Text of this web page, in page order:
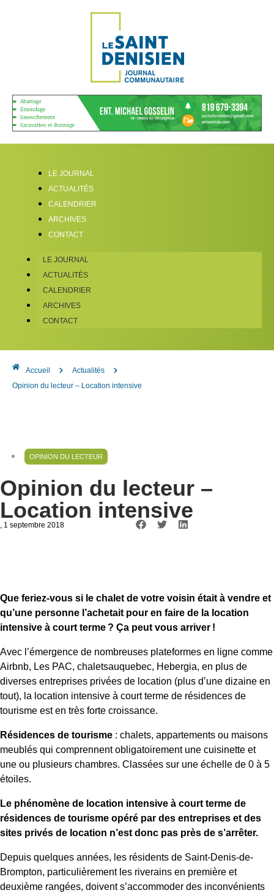
LE JOURNAL
ACTUALITÉS
CALENDRIER
ARCHIVES
CONTACT
LE JOURNAL
ACTUALITÉS
CALENDRIER
ARCHIVES
CONTACT
Accueil
Actualités
Opinion du lecteur – Location intensive
OPINION DU LECTEUR
Opinion du lecteur –
Location intensive
, 1 septembre 2018
Que feriez-vous si le chalet de votre voisin était à vendre et
qu’une personne l’achetait pour en faire de la location
intensive à court terme ? Ça peut vous arriver !
Avec l’émergence de nombreuses plateformes en ligne comme
Airbnb, Les PAC, chaletsauquebec, Hebergia, en plus de
diverses entreprises privées de location (plus d’une dizaine en
tout), la location intensive à court terme de résidences de
tourisme est en très forte croissance.
Résidences de tourisme : chalets, appartements ou maisons
meublés qui comprennent obligatoirement une cuisinette et
une ou plusieurs chambres. Classées sur une échelle de 0 à 5
étoiles.
Le phénomène de location intensive à court terme de
résidences de tourisme opéré par des entreprises et des
sites privés de location n’est donc pas près de s’arrêter.
Depuis quelques années, les résidents de Saint-Denis-de-
Brompton, particulièrement les riverains en première et
deuxième rangées, doivent s’accommoder des inconvénients